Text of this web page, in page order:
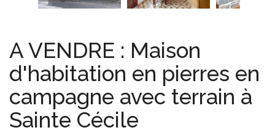
A VENDRE : Maison
d'habitation en pierres en
campagne avec terrain à
Sainte Cécile